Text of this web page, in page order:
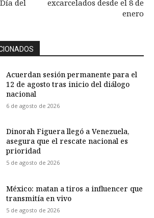
del
excarcelados desde el 8 de
enero
Acuerdan sesión permanente para el
12 de agosto tras inicio del diálogo
nacional
6 de agosto de 2026
Dinorah Figuera llegó a Venezuela,
asegura que el rescate nacional es
prioridad
5 de agosto de 2026
México: matan a tiros a influencer que
transmitía en vivo
5 de agosto de 2026